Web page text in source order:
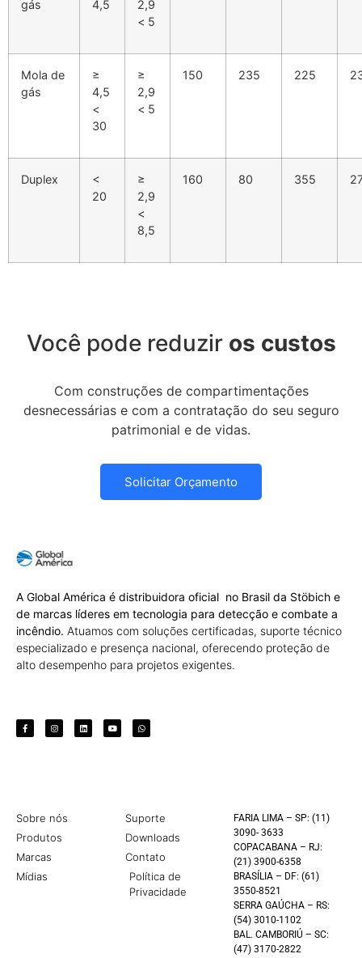
gás
4,5
2,9
< 5
Mola de
gás
≥
4,5
<
30
≥
2,9
< 5
150 235 225
Duplex
<
20
≥
2,9
<
8,5
160 80 355
Você pode reduzir os custos
Com construções de compartimentações
desnecessárias e com a contratação do seu seguro
patrimonial e de vidas.
Solicitar Orçamento
A Global América é distribuidora oficial no Brasil da Stöbich e
de marcas líderes em tecnologia para detecção e combate a
incêndio. Atuamos com soluções certificadas, suporte técnico
especializado e presença nacional, oferecendo proteção de
alto desempenho para projetos exigentes.
Sobre nós
Produtos
Marcas
Mídias
Suporte
Downloads
Contato
Política de
Privacidade
FARIA LIMA – SP: (11)
3090- 3633
COPACABANA – RJ:
(21) 3900-6358
BRASÍLIA – DF: (61)
3550-8521
SERRA GAÚCHA – RS:
(54) 3010-1102
BAL. CAMBORIÚ – SC:
(47) 3170-2822